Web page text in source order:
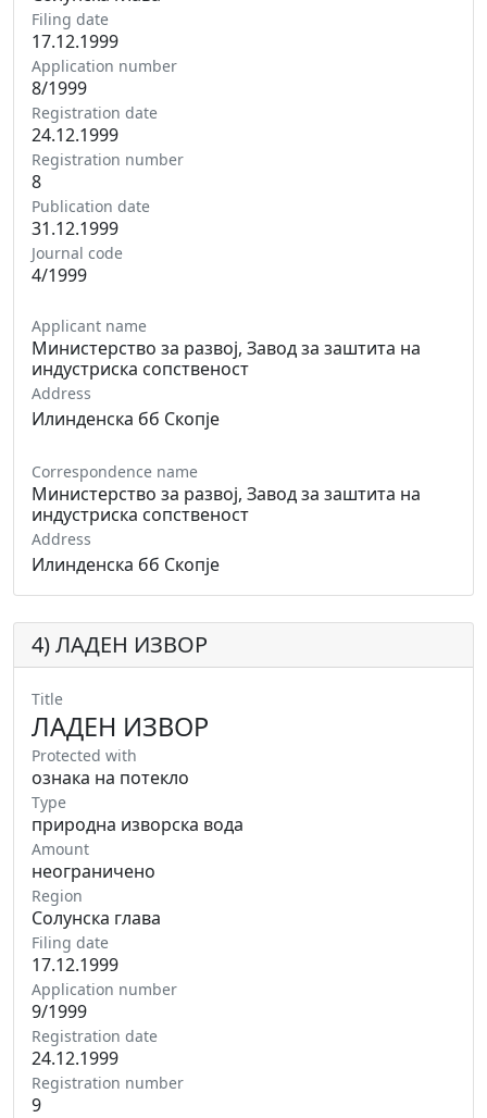
Filing date
17.12.1999
Application number
8/1999
Registration date
24.12.1999
Registration number
8
Publication date
31.12.1999
Journal code
4/1999
Applicant name
Министерство за развој, Завод за заштита на
индустриска сопственост
Address
Илинденска бб Скопје
Correspondence name
Министерство за развој, Завод за заштита на
индустриска сопственост
Address
Илинденска бб Скопје
4) ЛАДЕН ИЗВОР
Title
ЛАДЕН ИЗВОР
Protected with
ознака на потекло
Type
природна изворска вода
Amount
неограничено
Region
Солунска глава
Filing date
17.12.1999
Application number
9/1999
Registration date
24.12.1999
Registration number
9